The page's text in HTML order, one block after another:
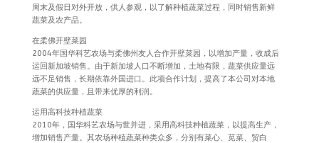
周末及假日对外开放，供人参观，以了解种植蔬菜过程，同时销售新鲜
蔬菜及农产品。
在柔佛开壁菜园
2004年国华科艺农场与柔佛州友人合作开壁菜园，以增加产量，收成后
运回新加坡销售。由于新加坡人口不断增加，土地有限，蔬菜供应量远
远不足销售，长期依靠外国进口。此项合作计划，提高了本公司对本地
蔬菜的供应量，且带来优厚的利润。
运用高科技种植蔬菜
2010年，国华科艺农场与世并进，采用高科技种植蔬菜，以提高生产，
增加销售产量。其农场种植蔬菜种类众多，分别有菜心、苋菜、贸白